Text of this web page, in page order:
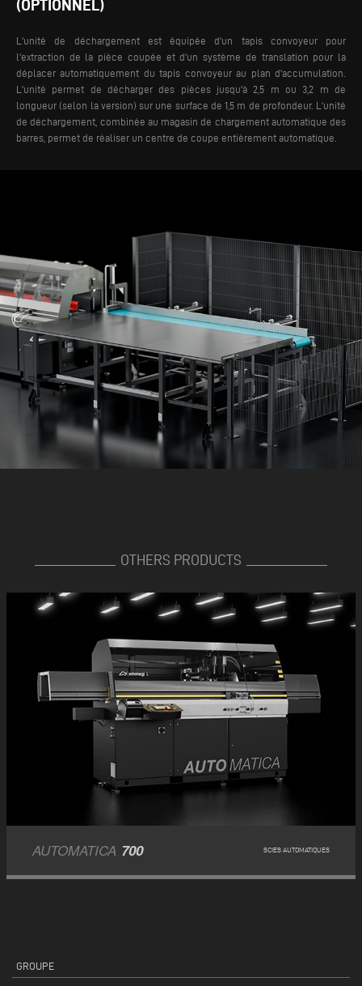
(OPTIONNEL)
L'unité de déchargement est équipée d'un tapis convoyeur pour
l'extraction de la pièce coupée et d'un système de translation pour la
déplacer automatiquement du tapis convoyeur au plan d'accumulation.
L'unité permet de décharger des pièces jusqu'à 2,5 m ou 3,2 m de
longueur (selon la version) sur une surface de 1,5 m de profondeur. L'unité
de déchargement, combinée au magasin de chargement automatique des
barres, permet de réaliser un centre de coupe entièrement automatique.
OTHERS PRODUCTS
AUTOMATICA 700 SCIES AUTOMATIQUES
GROUPE